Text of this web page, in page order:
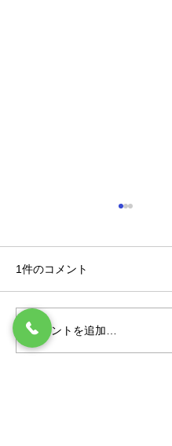
本日もご安全に 170
1件のコメント
コメントを追加…